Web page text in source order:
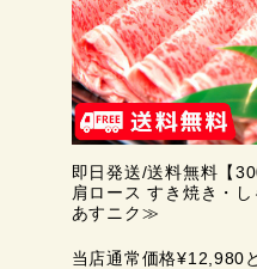
即日発送/送料無料【
肩ロース すき焼き・
あすニク≫
当店通常価格¥12,980